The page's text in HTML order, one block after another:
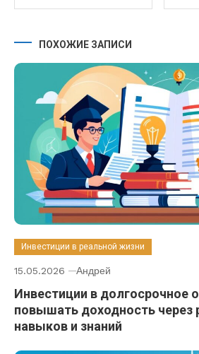
ПОХОЖИЕ ЗАПИСИ
Инвестиции в реальной жизни
15.05.2026 Андрей
Инвестиции в долгосрочное
повышать доходность через
навыков и знаний